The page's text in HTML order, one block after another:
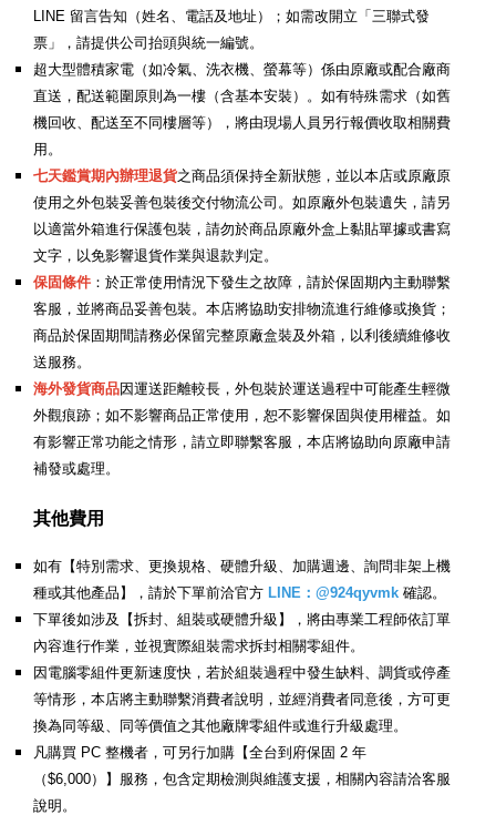
LINE 留言告知（姓名、電話及地址）；如需改開立「三聯式發
票」，請提供公司抬頭與統一編號 。
超大型體積家電（如冷氣、洗衣機、螢幕等）係由原廠或配合廠商
直送，配送範圍原則為一樓（含基本安裝）。如有特殊需求（如舊
機回收、配送至不同樓層等），將由現場人員另行報價收取相關費
用。
七天鑑賞期內辦理退貨之商品須保持全新狀態，並以本店或原廠原
使用之外包裝妥善包裝後交付物流公司。如原廠外包裝遺失，請另
以適當外箱進行保護包裝，請勿於商品原廠外盒上黏貼單據或書寫
文字，以免影響退貨作業與退款判定。
保固條件 ：於正常使用情況下發生之故障，請於保固期內主動聯繫
客服，並將商品妥善包裝。本店將協助安排物流進行維修或換貨；
商品於保固期間請務必保留完整原廠盒裝及外箱，以利後續維修收
送服務。
海外發貨商品因運送距離較長，外包裝於運送過程中可能產生輕微
外觀痕跡；如不影響商品正常使用，恕不影響保固與使用權益。如
有影響正常功能之情形，請立即聯繫客服，本店將協助向原廠申請
補發或處理。
其他費用
如有【特別需求、更換規格、硬體升級、加購週邊、詢問非架上機
種或其他產品】，請於下單前洽官方 LINE：@924qyvmk 確認。
下單後如涉及【拆封、組裝或硬體升級】，將由專業工程師依訂單
內容進行作業，並視實際組裝需求拆封相關零組件。
因電腦零組件更新速度快，若於組裝過程中發生缺料、調貨或停產
等情形，本店將主動聯繫消費者說明，並經消費者同意後，方可更
換為同等級、同等價值之其他廠牌零組件或進行升級處理。
凡購買 PC 整機者，可另行加購【全台到府保固 2 年
（$6,000）】服務，包含定期檢測與維護支援，相關內容請洽客服
說明。